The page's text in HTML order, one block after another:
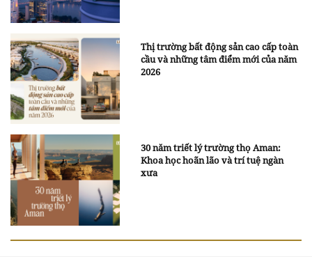
Thị trường bất động sản cao cấp toàn
cầu và những tâm điểm mới của năm
2026
30 năm triết lý trường thọ Aman:
Khoa học hoãn lão và trí tuệ ngàn
xưa